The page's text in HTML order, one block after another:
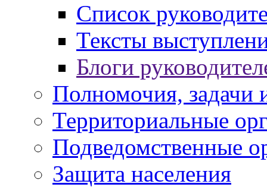
Список
Тексты
Блоги
Полномочия, задачи
Территориальные
Подведомственные
Защита населения